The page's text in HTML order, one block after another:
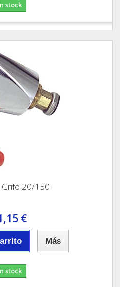
stock
Grifo 20/150
€
Más
stock